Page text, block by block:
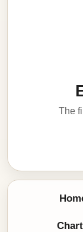
The